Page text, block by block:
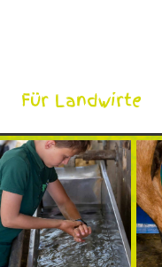
Für Landwirte